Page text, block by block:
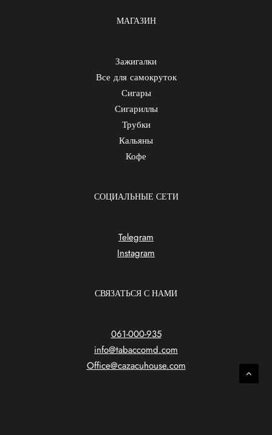
МАГАЗИН
Зажигалки
Все для самокруток
Сигары
Сигариллы
Трубки
Кальяны
Кофе
СОЦИАЛЬНЫЕ СЕТИ
Telegram
Instagram
СВЯЗАТЬСЯ С НАМИ
061-000-935
info@tabaccomd.com
Office@cazacuhouse.com